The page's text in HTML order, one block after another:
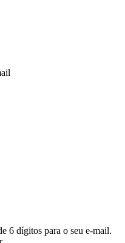
6 dígitos para o seu e-mail.